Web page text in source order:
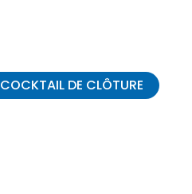
COCKTAIL DE CLÔTURE